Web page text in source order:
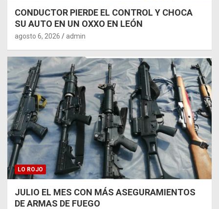
CONDUCTOR PIERDE EL CONTROL Y CHOCA
SU AUTO EN UN OXXO EN LEÓN
agosto 6, 2026 admin
LO ROJO
JULIO EL MES CON MÁS ASEGURAMIENTOS
DE ARMAS DE FUEGO